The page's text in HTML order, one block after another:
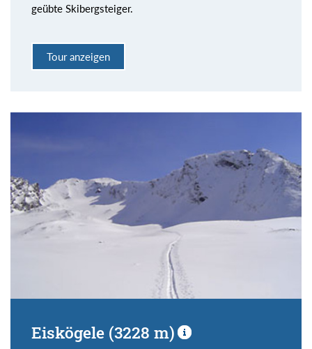
geübte Skibergsteiger.
Tour anzeigen
Eiskögele (3228 m)